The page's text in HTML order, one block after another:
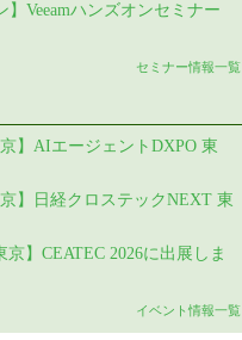
】Veeamハンズオンセミナー
セミナー情報一覧
京】AIエージェントDXPO 東
京】日経クロステックNEXT 東
京】CEATEC 2026に出展しま
イベント情報一覧